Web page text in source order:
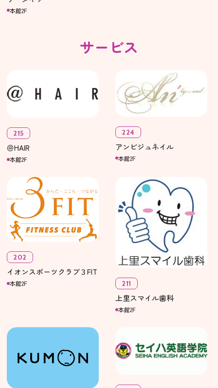
本館2F
サービス
215
＠HAIR
本館2F
224
アンビジュネイル
本館2F
202
イオンスポーツクラブ３FIT
本館2F 211
上里スマイル歯科
本館2F